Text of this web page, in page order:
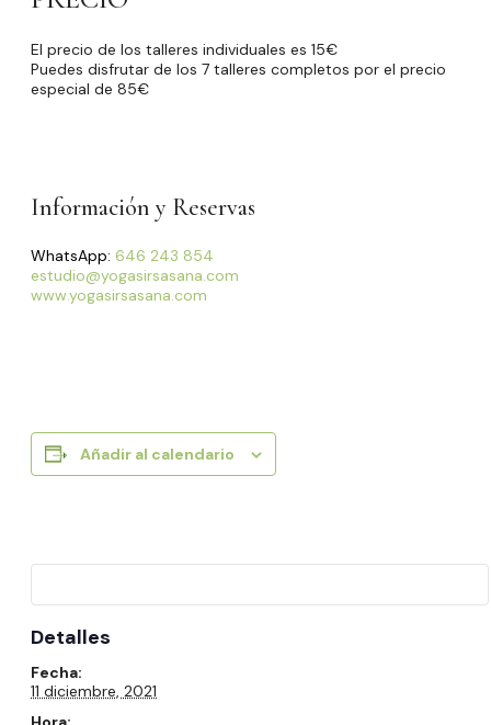
El precio de los talleres individuales es 15€
Puedes disfrutar de los 7 talleres completos por el precio
especial de 85€
Información y Reservas
WhatsApp: 646 243 854
estudio@yogasirsasana.com
www.yogasirsasana.com
Añadir al calendario
Detalles
Fecha:
11 diciembre, 2021